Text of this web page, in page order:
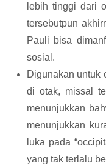
lebih tinggi dari
tersebutpun
Pauli bisa
sosial.
Digunakan untuk
di otak, missal
menunjukkan
menunjukkan
luka pada
yang tak terlalu